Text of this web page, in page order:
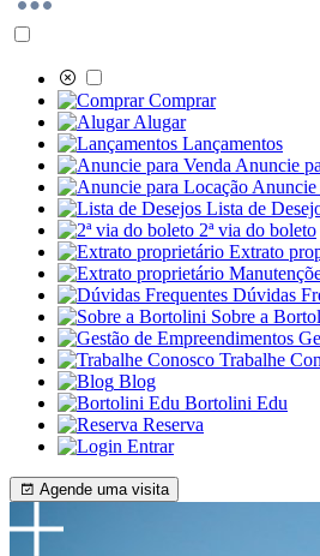
Comprar
Alugar
Lançamentos
Anuncie
Anuncie
Lista de
2ª via do boleto
Extrato
Dúvidas
Sobre a
Trabalhe
Blog
Bortolini Edu
Reserva
Entrar
Agende uma visita